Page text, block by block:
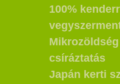
100%
csíráztatás
Japán kerti